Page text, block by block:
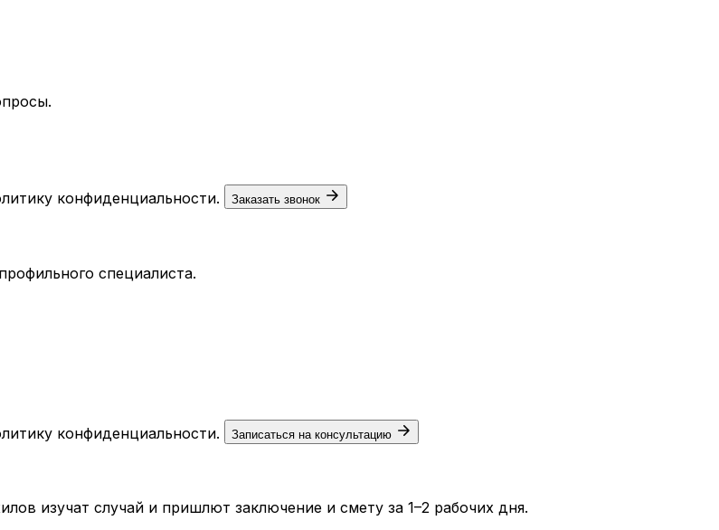
конфиденциальности. Заказать звонок
специалиста.
конфиденциальности. Записаться на консультацию
изучат случай и пришлют заключение и смету за 1–2 рабочих дня.